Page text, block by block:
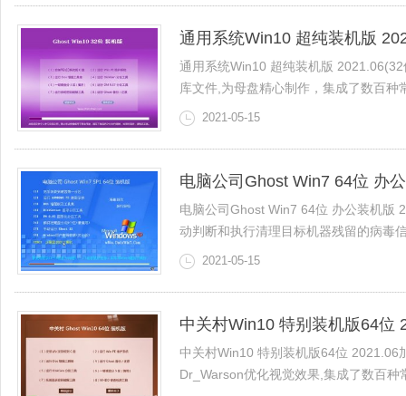
通用系统Win10 超纯装机版
通用系统Win10 超纯装机版
库文件,为母盘精心制作，集成了数百种
2021-05-15
电脑公司Ghost Win7 64位 办
电脑公司Ghost Win7 64位 办公装机版
动判断和执行清理目标机器残留的病毒
2021-05-15
中关村Win10 特别装机版64位
中关村Win10 特别装机版64位 2021.06
Dr_Warson优化视觉效果,集成了数百种